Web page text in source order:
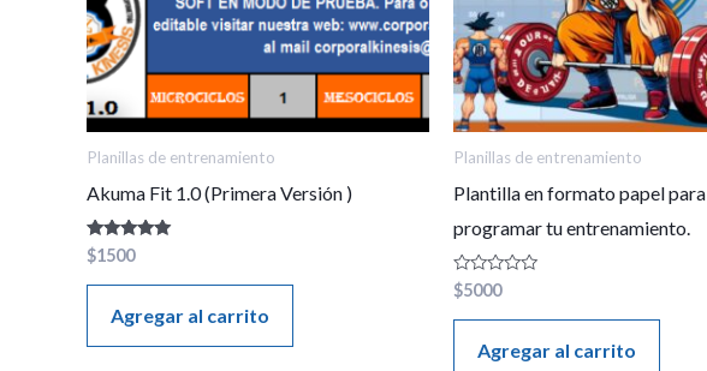
Planillas de entrenamiento
Akuma Fit 1.0 (Primera Versión )
Valorado en
5.00
de 5
$1500
Agregar al carrito
Planillas de entrenamiento
Plantilla en formato papel para
programar tu entrenamiento.
Valorado
en
0
$5000
Agregar al carrito